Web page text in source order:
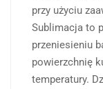
przy użyciu
Sublimacja to
przeniesieniu
powierzchnię
temperatury.